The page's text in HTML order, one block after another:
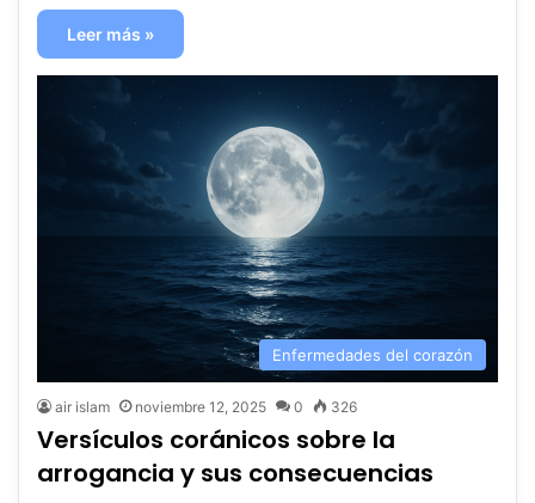
Leer más »
Enfermedades del corazón
air islam noviembre 12, 2025 0 326
Versículos coránicos sobre la
arrogancia y sus consecuencias